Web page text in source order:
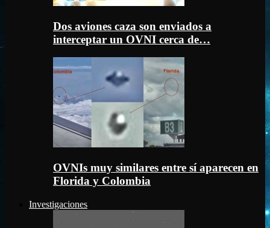
Dos aviones caza son enviados a
interceptar un OVNI cerca de…
OVNIs muy similares entre sí aparecen en
Florida y Colombia
Investigaciones